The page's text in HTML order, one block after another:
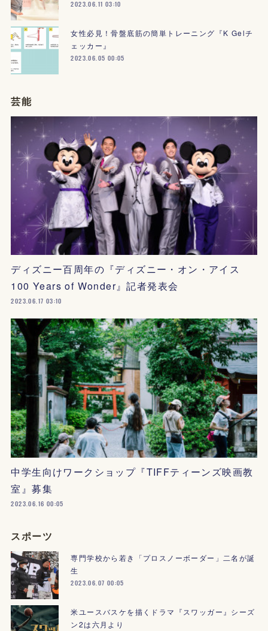
2023.06.11 03:10
女性必見！骨盤底筋の簡単トレーニング『K Gelチ
ェッカー』
2023.06.05 00:05
芸能
ディズニー百周年の『ディズニー・オン・アイス
100 Years of Wonder』記者発表会
2023.06.17 03:10
中学生向けワークショップ『TIFFティーンズ映画教
室』募集
2023.06.16 00:05
スポーツ
専門学校から若き「プロスノーボーダー」二名が誕
生
2023.06.07 00:05
米ユースバスケを描くドラマ『スワッガー』シーズ
ン2は六月より